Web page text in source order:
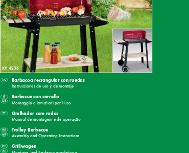
KH 4236
Grillwagen
Trolley Barbecue
Assembly and Operating Instructions
Grelhador com rodas
Manual de montagem e de operação
Barbecue con carrello
Montaggio e istruzioni per l’uso
Barbacoa rectangular con ruedas
Instrucciones de uso y de montaje